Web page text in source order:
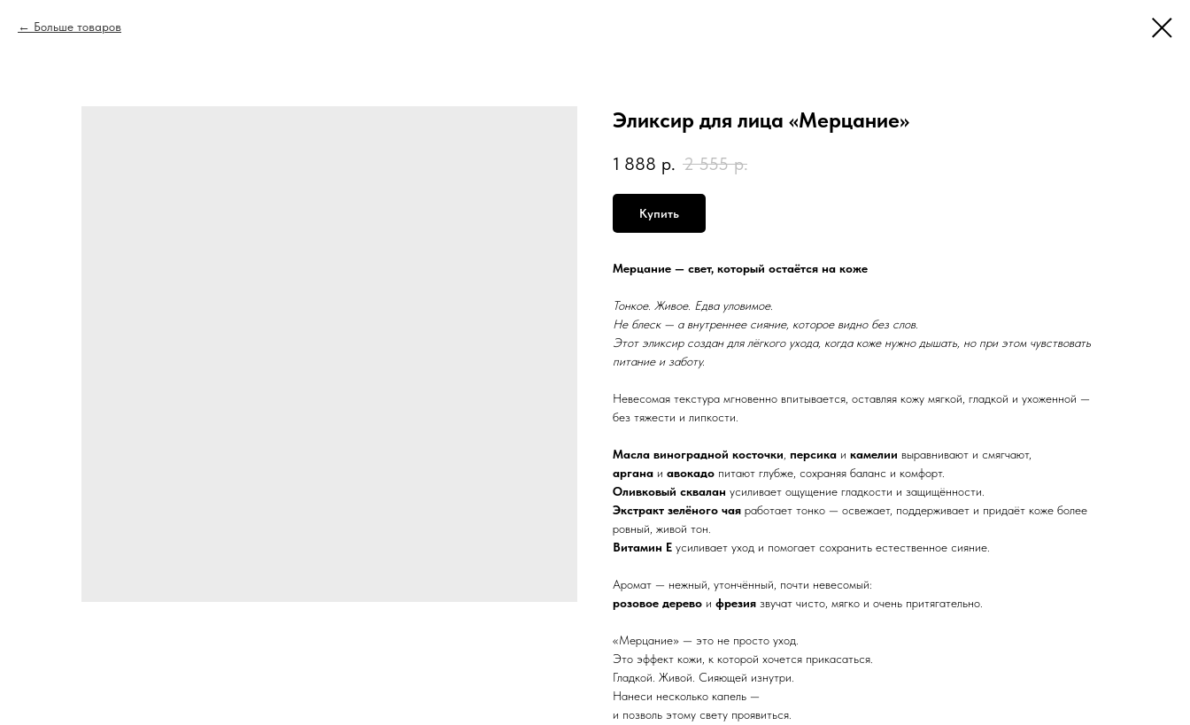
Больше товаров
Эликсир для лица «Мерцание»
1 888 р. 2 555 р.
Купить
Мерцание — свет, который остаётся на коже
Тонкое. Живое. Едва уловимое.
Не блеск — а внутреннее сияние, которое видно без слов.
Этот эликсир создан для лёгкого ухода, когда коже нужно дышать, но при этом чувствовать
питание и заботу.
Невесомая текстура мгновенно впитывается, оставляя кожу мягкой, гладкой и ухоженной —
без тяжести и липкости.
Масла виноградной косточки, персика и камелии выравнивают и смягчают,
аргана и авокадо питают глубже, сохраняя баланс и комфорт.
Оливковый сквалан усиливает ощущение гладкости и защищённости.
Экстракт зелёного чая работает тонко — освежает, поддерживает и придаёт коже более
ровный, живой тон.
Витамин Е усиливает уход и помогает сохранить естественное сияние.
Аромат — нежный, утончённый, почти невесомый:
розовое дерево и фрезия звучат чисто, мягко и очень притягательно.
«Мерцание» — это не просто уход.
Это эффект кожи, к которой хочется прикасаться.
Гладкой. Живой. Сияющей изнутри.
Нанеси несколько капель —
и позволь этому свету проявиться.